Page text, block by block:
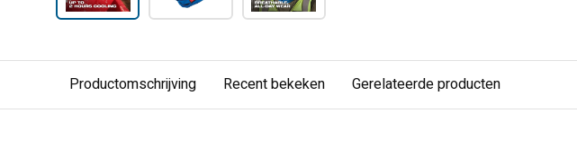
Productomschrijving Recent bekeken Gerelateerde producten